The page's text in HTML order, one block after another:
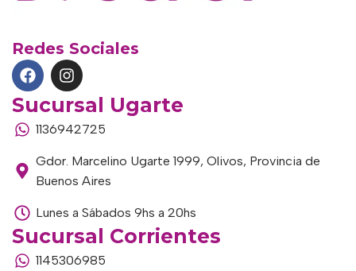
Redes Sociales
Sucursal Ugarte
1136942725
Gdor. Marcelino Ugarte 1999, Olivos, Provincia de
Buenos Aires
Lunes a Sábados 9hs a 20hs
Sucursal Corrientes
1145306985